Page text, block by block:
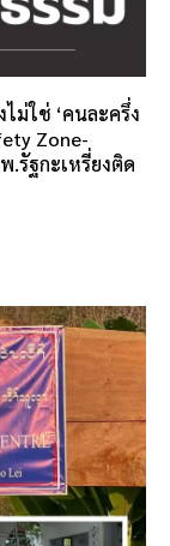
ม่ใช่ ‘คนละครึ่ง
Zone-
.รัฐกะเหรี่ยงติด